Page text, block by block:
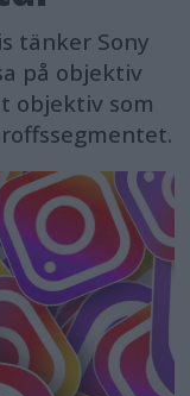
tänker Sony
på objektiv
objektiv som